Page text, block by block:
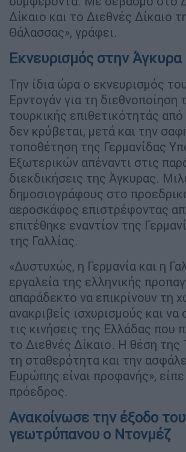
Δίκαιο και το Διεθνές Δίκαιο
Θάλασσας», γράφει.
Εκνευρισμός στην Άγκυρα
Την ίδια ώρα ο εκνευρισμός
Ερντογάν για τη διεθνοποίηση
τουρκικής επιθετικότητάς
δεν κρύβεται, μετά και την
τοποθέτηση της Γερμανίδας
Εξωτερικών απέναντι στις
διεκδικήσεις της Άγκυρας.
δημοσιογράφους στο
αεροσκάφος επιστρέφοντας
επιτέθηκε εναντίον της
της Γαλλίας.
«Δυστυχώς, η Γερμανία και η
εργαλεία της ελληνικής
απαράδεκτο να επικρίνουν τη
ανακριβείς ισχυρισμούς και
τις κινήσεις της Ελλάδας που
το Διεθνές Δίκαιο. Η θέση της
τη σταθερότητα και την
Ευρώπης είναι προφανής»,
πρόεδρος.
Ανακοίνωσε την έξοδο του
γεωτρύπανου ο Ντονμέζ